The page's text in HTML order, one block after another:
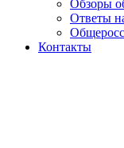
Обзоры
Ответы
Контакты